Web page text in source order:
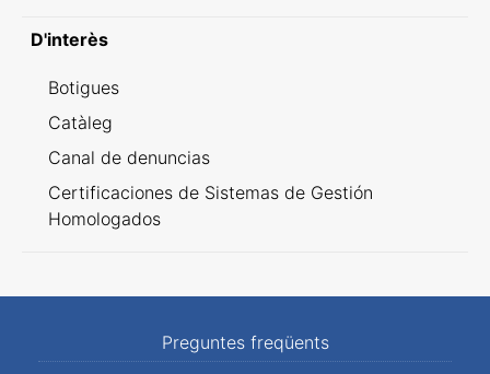
D'interès
Botigues
Catàleg
Canal de denuncias
Certificaciones de Sistemas de Gestión
Homologados
Preguntes freqüents